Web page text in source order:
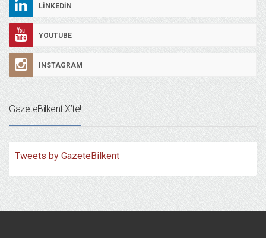
LINKEDIN
YOUTUBE
INSTAGRAM
GazeteBilkent X’te!
Tweets by GazeteBilkent